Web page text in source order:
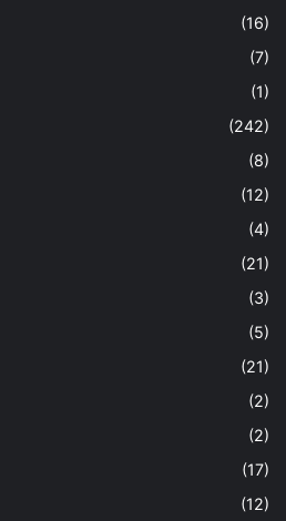
(16)
(7)
(1)
(242)
(8)
(12)
(4)
(21)
(3)
(5)
(21)
(2)
(2)
(17)
(12)